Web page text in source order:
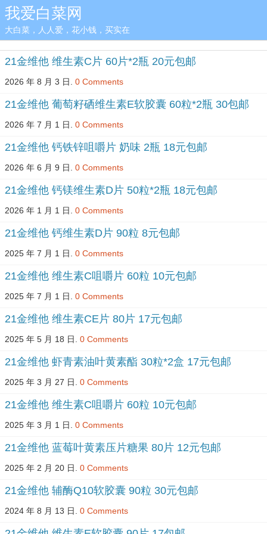
我爱白菜网
大白菜，人人爱，花小钱，买实在
21金维他 维生素C片 60片*2瓶 20元包邮
2026 年 8 月 3 日. 0 Comments
21金维他 葡萄籽硒维生素E软胶囊 60粒*2瓶 30包邮
2026 年 7 月 1 日. 0 Comments
21金维他 钙铁锌咀嚼片 奶味 2瓶 18元包邮
2026 年 6 月 9 日. 0 Comments
21金维他 钙镁维生素D片 50粒*2瓶 18元包邮
2026 年 1 月 1 日. 0 Comments
21金维他 钙维生素D片 90粒 8元包邮
2025 年 7 月 1 日. 0 Comments
21金维他 维生素C咀嚼片 60粒 10元包邮
2025 年 7 月 1 日. 0 Comments
21金维他 维生素CE片 80片 17元包邮
2025 年 5 月 18 日. 0 Comments
21金维他 虾青素油叶黄素酯 30粒*2盒 17元包邮
2025 年 3 月 27 日. 0 Comments
21金维他 维生素C咀嚼片 60粒 10元包邮
2025 年 3 月 1 日. 0 Comments
21金维他 蓝莓叶黄素压片糖果 80片 12元包邮
2025 年 2 月 20 日. 0 Comments
21金维他 辅酶Q10软胶囊 90粒 30元包邮
2024 年 8 月 13 日. 0 Comments